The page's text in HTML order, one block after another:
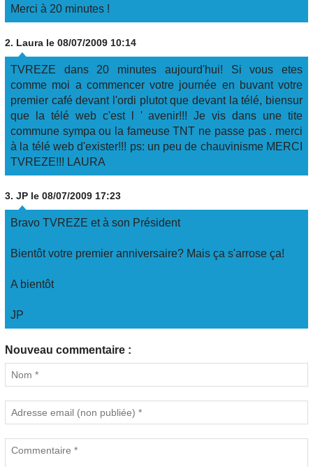
Merci à 20 minutes !
2. Laura le 08/07/2009 10:14
TVREZE dans 20 minutes aujourd'hui! Si vous etes
comme moi a commencer votre journée en buvant votre
premier café devant l'ordi plutot que devant la télé, biensur
que la télé web c'est l ' avenir!!! Je vis dans une tite
commune sympa ou la fameuse TNT ne passe pas . merci
à la télé web d'exister!!! ps: un peu de chauvinisme MERCI
TVREZE!!! LAURA
3. JP le 08/07/2009 17:23
Bravo TVREZE et à son Président
Bientôt votre premier anniversaire? Mais ça s'arrose ça!
A bientôt
JP
Nouveau commentaire :